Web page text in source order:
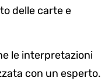
delle carte e
le interpretazioni
con un esperto.